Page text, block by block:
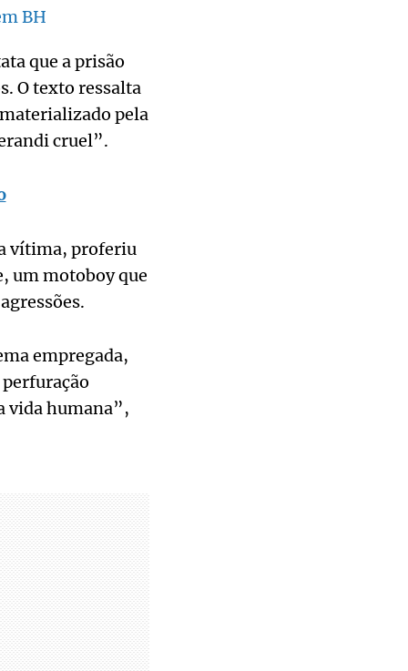
BH
que a prisão
O texto ressalta
pela
cruel”.
vítima, proferiu
um motoboy que
empregada,
vida humana”,